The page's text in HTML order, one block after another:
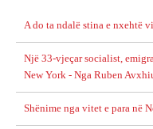
A do ta ndalë stina e nxehtë
Një 33-vjeçar socialist,
New York - Nga Ruben
Shënime nga vitet e para në